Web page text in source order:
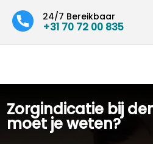
24/7 Bereikbaar
+31 70 72 00 835
Zorgindicatie bij
moet je weten?